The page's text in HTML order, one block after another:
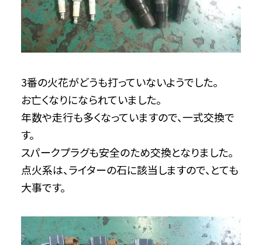
3番の火花がどうも打っていないようでした。
お亡くなりになられていました。
年数や走行も多くなっていますので、一式交換で
す。
スパークプラグも安全のため交換となりました。
点火系は、ライターの石に該当しますので、とても
大事です。